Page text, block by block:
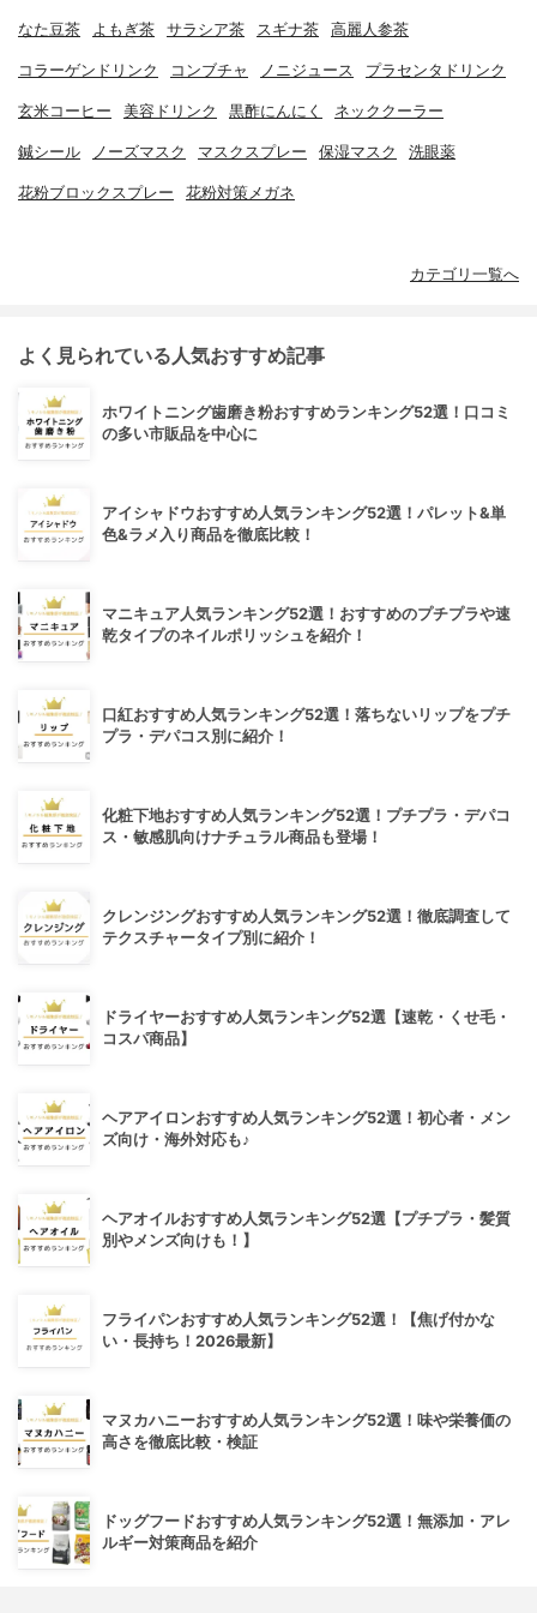
なた豆茶 よもぎ茶 サラシア茶 スギナ茶 高麗人参茶
コラーゲンドリンク コンブチャ ノニジュース プラセンタドリンク
玄米コーヒー 美容ドリンク 黒酢にんにく ネッククーラー
鍼シール ノーズマスク マスクスプレー 保湿マスク 洗眼薬
花粉ブロックスプレー 花粉対策メガネ
カテゴリ一覧へ
よく見られている人気おすすめ記事
ホワイトニング歯磨き粉おすすめランキング52選！口コミ
の多い市販品を中心に
アイシャドウおすすめ人気ランキング52選！パレット&単
色&ラメ入り商品を徹底比較！
マニキュア人気ランキング52選！おすすめのプチプラや速
乾タイプのネイルポリッシュを紹介！
口紅おすすめ人気ランキング52選！落ちないリップをプチ
プラ・デパコス別に紹介！
化粧下地おすすめ人気ランキング52選！プチプラ・デパコ
ス・敏感肌向けナチュラル商品も登場！
クレンジングおすすめ人気ランキング52選！徹底調査して
テクスチャータイプ別に紹介！
ドライヤーおすすめ人気ランキング52選【速乾・くせ毛・
コスパ商品】
ヘアアイロンおすすめ人気ランキング52選！初心者・メン
ズ向け・海外対応も♪
ヘアオイルおすすめ人気ランキング52選【プチプラ・髪質
別やメンズ向けも！】
フライパンおすすめ人気ランキング52選！【焦げ付かな
い・長持ち！2026最新】
マヌカハニーおすすめ人気ランキング52選！味や栄養価の
高さを徹底比較・検証
ドッグフードおすすめ人気ランキング52選！無添加・アレ
ルギー対策商品を紹介